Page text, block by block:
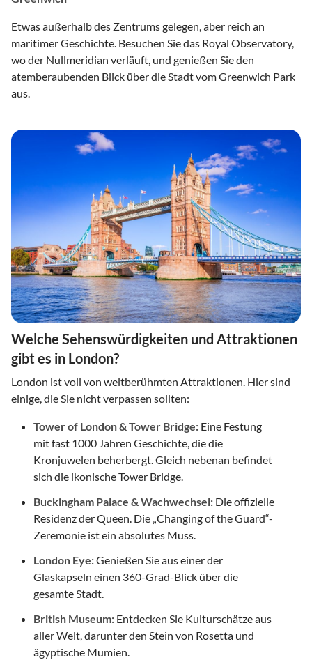
Etwas außerhalb des Zentrums gelegen, aber reich an
maritimer Geschichte. Besuchen Sie das Royal Observatory,
wo der Nullmeridian verläuft, und genießen Sie den
atemberaubenden Blick über die Stadt vom Greenwich Park
aus.
Welche Sehenswürdigkeiten und Attraktionen
gibt es in London?
London ist voll von weltberühmten Attraktionen. Hier sind
einige, die Sie nicht verpassen sollten:
Tower of London & Tower Bridge: Eine Festung
mit fast 1000 Jahren Geschichte, die die
Kronjuwelen beherbergt. Gleich nebenan befindet
sich die ikonische Tower Bridge.
Buckingham Palace & Wachwechsel: Die offizielle
Residenz der Queen. Die „Changing of the Guard“-
Zeremonie ist ein absolutes Muss.
London Eye:Genießen Sie aus einer der
Glaskapseln einen 360-Grad-Blick über die
gesamte Stadt.
British Museum: Entdecken Sie Kulturschätze aus
aller Welt, darunter den Stein von Rosetta und
ägyptische Mumien.